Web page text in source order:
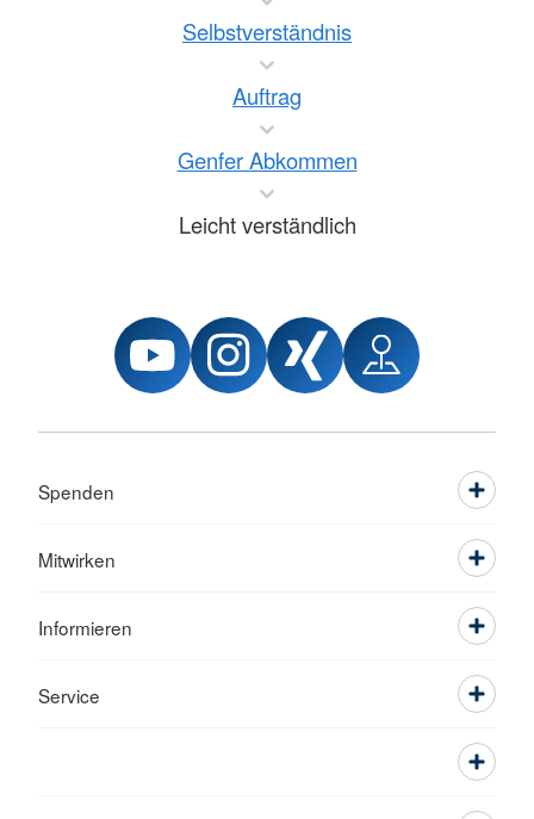
Selbstverständnis
Auftrag
Genfer Abkommen
Leicht verständlich
Spenden
Mitwirken
Informieren
Service